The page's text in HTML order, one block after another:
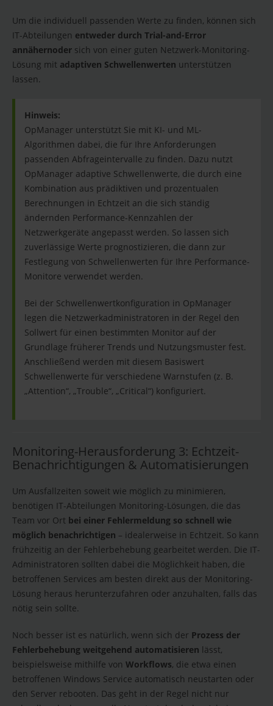
Um die individuell passenden Werte zu finden, können sich
IT-Abteilungen entweder durch Trial-and-Error
annähernoder sich von einer guten Netzwerk-Monitoring-
Lösung mit adaptiven Schwellenwerten unterstützen
lassen.
Hinweis:
OpManager unterstützt Sie mit KI- und ML-
Algorithmen dabei, die für Ihre Anforderungen
passenden Abfrageintervalle zu finden. Dazu nutzt
OpManager adaptive Schwellenwerte, die durch eine
Kombination aus prädiktiven und prozentualen
Berechnungen in Echtzeit an die sich ständig
ändernden Performance-Kennzahlen der
Netzwerkgeräte angepasst werden. So lassen sich
zuverlässige Werte prognostizieren, die dann zur
Festlegung von Schwellenwerten für Ihre Performance-
Monitore verwendet werden.
Bei der Schwellenwertkonfiguration in OpManager
legen die Netzwerkadministratoren in der Regel den
Sollwert für einen bestimmten Monitor auf der
Grundlage früherer Trends und Nutzungsmuster fest.
Anschließend werden mit diesem Basiswert
Schwellenwerte für verschiedene Warnstufen (z. B.
„Attention“, „Trouble“, „Critical“) konfiguriert.
Monitoring-Herausforderung 3: Echtzeit-
Benachrichtigungen & Automatisierungen
Um Ausfallzeiten soweit wie möglich zu minimieren,
benötigen IT-Abteilungen Monitoring-Lösungen, die das
Team vor Ort bei einer Fehlermeldung so schnell wie
möglich benachrichtigen – idealerweise in Echtzeit. So kann
frühzeitig an der Fehlerbehebung gearbeitet werden. Die IT-
Administratoren sollten dabei die Möglichkeit haben, die
betroffenen Services am besten direkt aus der Monitoring-
Lösung heraus herunterzufahren oder anzuhalten, falls das
nötig sein sollte.
Noch besser ist es natürlich, wenn sich der Prozess der
Fehlerbehebung weitgehend automatisieren lässt,
beispielsweise mithilfe von Workflows, die etwa einen
betroffenen Windows Service automatisch neustarten oder
den Server rebooten. Das geht in der Regel nicht nur